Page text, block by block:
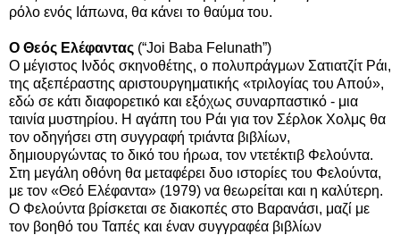
ρόλο ενός Ιάπωνα, θα κάνει το θαύμα του.
Ο Θεός Ελέφαντας (“Joi Baba Felunath”)
Ο μέγιστος Ινδός σκηνοθέτης, ο πολυπράγμων Σατιατζίτ Ράι,
της αξεπέραστης αριστουργηματικής «τριλογίας του Απού»,
εδώ σε κάτι διαφορετικό και εξόχως συναρπαστικό - μια
ταινία μυστηρίου. Η αγάπη του Ράι για τον Σέρλοκ Χολμς θα
τον οδηγήσει στη συγγραφή τριάντα βιβλίων,
δημιουργώντας το δικό του ήρωα, τον ντετέκτιβ Φελούντα.
Στη μεγάλη οθόνη θα μεταφέρει δυο ιστορίες του Φελούντα,
με τον «Θεό Ελέφαντα» (1979) να θεωρείται και η καλύτερη.
Ο Φελούντα βρίσκεται σε διακοπές στο Βαρανάσι, μαζί με
τον βοηθό του Ταπές και έναν συγγραφέα βιβλίων